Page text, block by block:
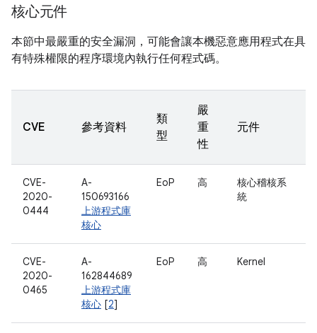
核心元件
本節中最嚴重的安全漏洞，可能會讓本機惡意應用程式在具
有特殊權限的程序環境內執行任何程式碼。
CVE 參考資料
類
型
嚴
重
性
元件
CVE-
2020-
0444
A-
150693166
上游程式庫
核心
EoP 高
核心稽核系
統
CVE-
2020-
0465
A-
162844689
上游程式庫
核心 [2]
EoP 高 Kernel